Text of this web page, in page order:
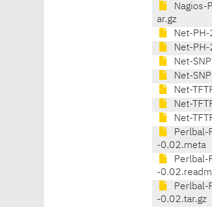
Nagios-
ar.gz
Net-
Net-PH-
Net-
Net-
Net-
Net-
Net-
Perlbal-
-0.02.meta
Perlbal-
-
Perlbal-
-0.02.tar.gz